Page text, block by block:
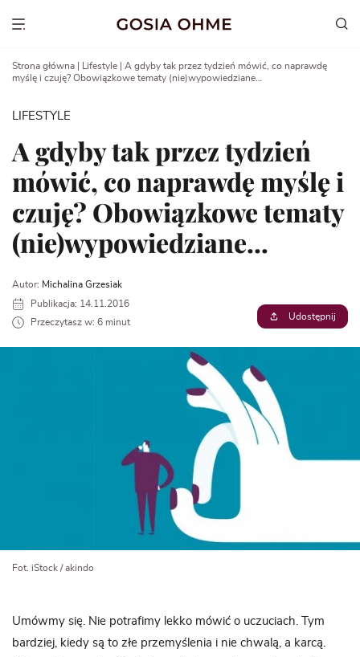
Show menu
Strona główna Lifestyle
A gdyby tak przez tydzień mówić, co naprawdę
myślę i czuję? Obowiązkowe tematy (nie)wypowiedziane…
LIFESTYLE
A gdyby tak przez tydzień
mówić, co naprawdę myślę i
czuję? Obowiązkowe tematy
(nie)wypowiedziane…
Autor: Michalina Grzesiak
Publikacja: 14.11.2016
Przeczytasz w: 6 minut
Udostępnij
Fot. iStock / akindo
Umówmy się. Nie potrafimy lekko mówić o uczuciach. Tym
bardziej, kiedy są to złe przemyślenia i nie chwalą, a karcą.